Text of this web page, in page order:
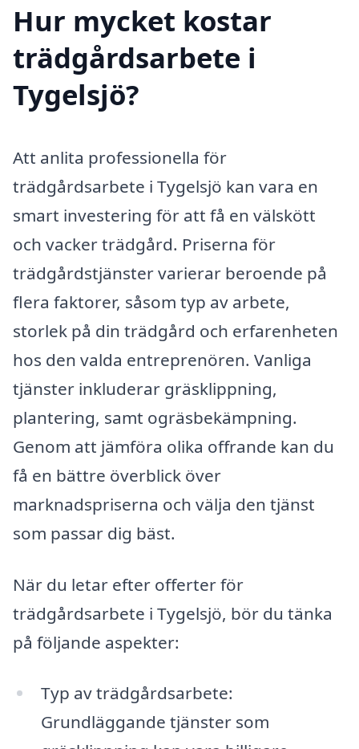
Hur mycket kostar
trädgårdsarbete i
Tygelsjö?
Att anlita professionella för
trädgårdsarbete i Tygelsjö kan vara en
smart investering för att få en välskött
och vacker trädgård. Priserna för
trädgårdstjänster varierar beroende på
flera faktorer, såsom typ av arbete,
storlek på din trädgård och erfarenheten
hos den valda entreprenören. Vanliga
tjänster inkluderar gräsklippning,
plantering, samt ogräsbekämpning.
Genom att jämföra olika offrande kan du
få en bättre överblick över
marknadspriserna och välja den tjänst
som passar dig bäst.
När du letar efter offerter för
trädgårdsarbete i Tygelsjö, bör du tänka
på följande aspekter:
Typ av trädgårdsarbete:
Grundläggande tjänster som